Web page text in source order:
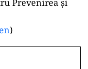
Prevenirea și
)